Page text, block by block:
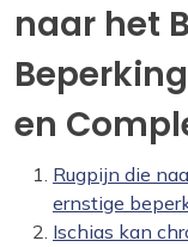
naar het
en
Rugpijn die
ernstige
Ischias kan